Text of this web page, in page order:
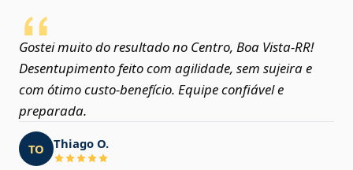
Gostei muito do resultado no Centro, Boa Vista‑RR!
Desentupimento feito com agilidade, sem sujeira e
com ótimo custo-benefício. Equipe confiável e
preparada.
TO Thiago O.